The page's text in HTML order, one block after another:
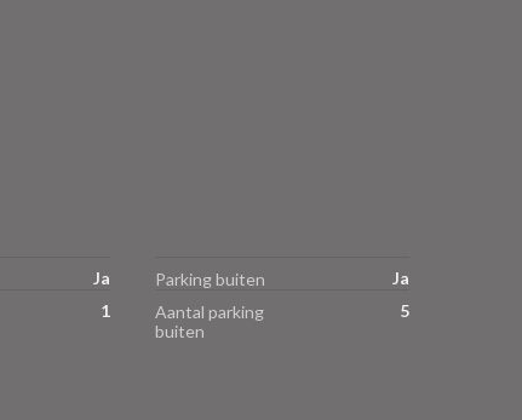
Ja Parking buiten
Ja
1
Aantal parking
buiten
5